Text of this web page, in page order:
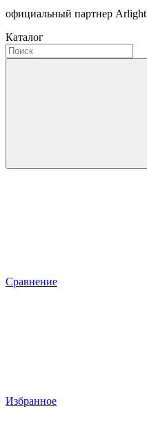
официальный партнер Arlight
Каталог
Сравнение
Избранное